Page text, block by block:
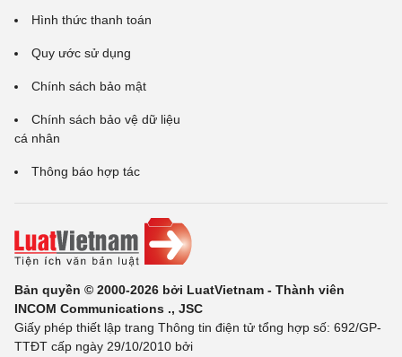
Hình thức thanh toán
Quy ước sử dụng
Chính sách bảo mật
Chính sách bảo vệ dữ liệu
cá nhân
Thông báo hợp tác
Bản quyền © 2000-2026 bởi LuatVietnam - Thành viên
INCOM Communications ., JSC
Giấy phép thiết lập trang Thông tin điện tử tổng hợp số: 692/GP-
TTĐT cấp ngày 29/10/2010 bởi